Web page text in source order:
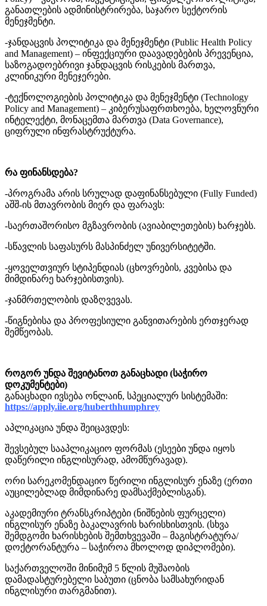
განათლების ადმინისტრირება, საჯარო სექტორის
მენეჯმენტი.
-ჯანდაცვის პოლიტიკა და მენეჯმენტი (Public Health Policy
and Management) – ინფექციური დაავადებების პრევენცია,
საზოგადოებრივი ჯანდაცვის რისკების მართვა,
კლინიკური მენეჯერები.
-ტექნოლოგიების პოლიტიკა და მენეჯმენტი (Technology
Policy and Management) – კიბერუსაფრთხოება, ხელოვნური
ინტელექტი, მონაცემთა მართვა (Data Governance),
ციფრული ინფრასტრუქტურა.
რა ფინანსდება?
-პროგრამა არის სრულად დაფინანსებული (Fully Funded)
აშშ-ის მთავრობის მიერ და ფარავს:
-საერთაშორისო მგზავრობის (ავიაბილეთების) ხარჯებს.
-სწავლის საფასურს მასპინძელ უნივერსიტეტში.
-ყოველთვიურ სტიპენდიას (ცხოვრების, კვებისა და
მიმდინარე ხარჯებისთვის).
-ჯანმრთელობის დაზღვევას.
-წიგნებისა და პროფესიული განვითარების ერთჯერად
შემწეობას.
როგორ უნდა შევიტანოთ განაცხადი (საჭირო
დოკუმენტები)
განაცხადი ივსება ონლაინ, სპეციალურ სისტემაში:
https://apply.iie.org/huberthhumphrey
აპლიკაცია უნდა შეიცავდეს:
შევსებულ სააპლიკაციო ფორმას (ესეები უნდა იყოს
დაწერილი ინგლისურად, ამომწურავად).
ორი სარეკომენდაციო წერილი ინგლისურ ენაზე (ერთი
აუცილებლად მიმდინარე დამსაქმებლისგან).
აკადემიური ტრანსკრიპტები (ნიშნების ფურცელი)
ინგლისურ ენაზე ბაკალავრის ხარისხისთვის. (სხვა
შემდგომი ხარისხების შემთხვევაში – მაგისტრატურა/
დოქტორანტურა – საჭიროა მხოლოდ დიპლომები).
საქართველოში მინიმუმ 5 წლის მუშაობის
დამადასტურებელი საბუთი (ცნობა სამსახურიდან
ინგლისური თარგმანით).